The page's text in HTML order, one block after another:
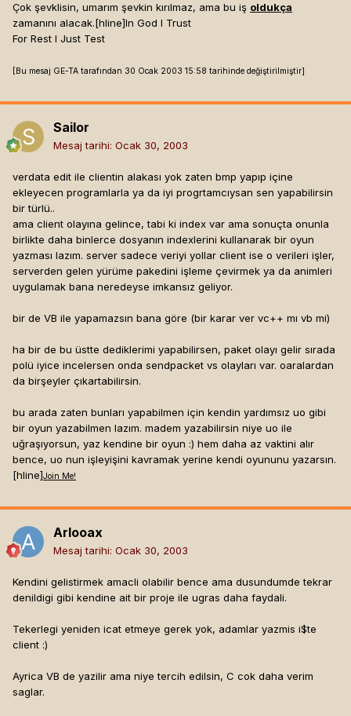
Çok şevklisin, umarım şevkin kırılmaz, ama bu iş oldukça
zamanını alacak.[hline]In God I Trust
For Rest I Just Test
[Bu mesaj GE-TA tarafından 30 Ocak 2003 15:58 tarihinde değiştirilmiştir]
Sailor
Mesaj tarihi: Ocak 30, 2003
verdata edit ile clientin alakası yok zaten bmp yapıp içine
ekleyecen programlarla ya da iyi progrtamcıysan sen yapabilirsin
bir türlü..
ama client olayına gelince, tabi ki index var ama sonuçta onunla
birlikte daha binlerce dosyanın indexlerini kullanarak bir oyun
yazması lazım. server sadece veriyi yollar client ise o verileri işler,
serverden gelen yürüme pakedini işleme çevirmek ya da animleri
uygulamak bana neredeyse imkansız geliyor.
bir de VB ile yapamazsın bana göre (bir karar ver vc++ mı vb mi)
ha bir de bu üstte dediklerimi yapabilirsen, paket olayı gelir sırada
polü iyice incelersen onda sendpacket vs olayları var. oaralardan
da birşeyler çıkartabilirsin.
bu arada zaten bunları yapabilmen için kendin yardımsız uo gibi
bir oyun yazabilmen lazım. madem yazabilirsin niye uo ile
uğraşıyorsun, yaz kendine bir oyun :) hem daha az vaktini alır
bence, uo nun işleyişini kavramak yerine kendi oyununu yazarsın.
[hline]Join Me!
Arlooax
Mesaj tarihi: Ocak 30, 2003
Kendini gelistirmek amacli olabilir bence ama dusundumde tekrar
denildigi gibi kendine ait bir proje ile ugras daha faydali.
Tekerlegi yeniden icat etmeye gerek yok, adamlar yazmis i$te
client :)
Ayrica VB de yazilir ama niye tercih edilsin, C cok daha verim
saglar.